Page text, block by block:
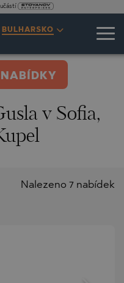
BULHARSKO
NABÍDKY
v Sofia,
Nalezeno 7 nabídek